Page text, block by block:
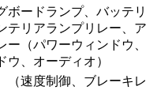
ボードランプ、バッテリ
テリアランプリレー、ア
（パワーウィンドウ、
、オーディオ）
（速度制御、ブレーキレ